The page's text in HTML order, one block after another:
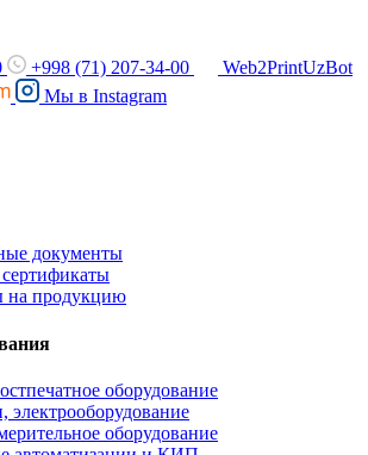
+998 (71) 207-34-00
Web2PrintUzBot
Мы в Instagram
документы
на продукцию
оборудование
электрооборудование
оборудование